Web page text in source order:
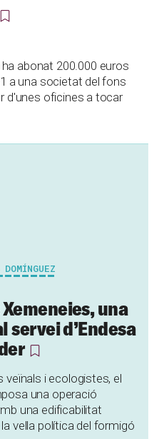
abonat 200.000 euros
a una societat del fons
d'unes oficines a tocar
Xemeneies, una
servei d’Endesa
veïnals i ecologistes, el
una operació
una edificabilitat
vella política del formigó